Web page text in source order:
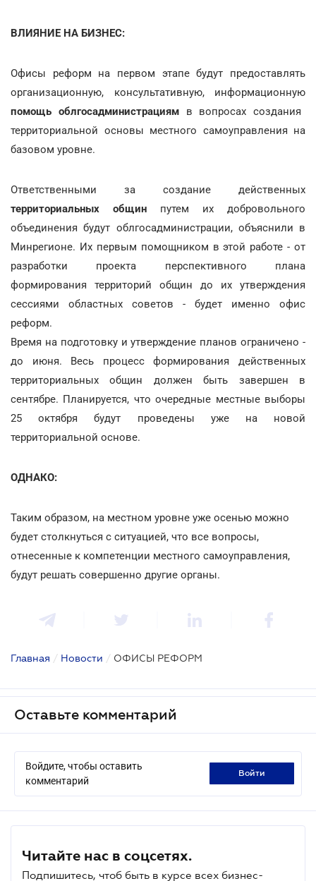
ВЛИЯНИЕ НА БИЗНЕС:
Офисы реформ на первом этапе будут предоставлять
организационную, консультативную, информационную
помощь облгосадминистрациямв вопросах создания
территориальной основы местного самоуправления на
базовом уровне.
Ответственными за создание действенных
территориальных общин путем их добровольного
объединения будут облгосадминистрации, объяснили в
Минрегионе. Их первым помощником в этой работе - от
разработки проекта перспективного плана
формирования территорий общин до их утверждения
сессиями областных советов - будет именно офис
реформ.
Время на подготовку и утверждение планов ограничено -
до июня. Весь процесс формирования действенных
территориальных общин должен быть завершен в
сентябре. Планируется, что очередные местные выборы
25 октября будут проведены уже на новой
территориальной основе.
ОДНАКО:
Таким образом, на местном уровне уже осенью можно
будет столкнуться с ситуацией, что все вопросы,
отнесенные к компетенции местного самоуправления,
будут решать совершенно другие органы.
Главная / Новости / ОФИСЫ РЕФОРМ
Оставьте комментарий
Войдите, чтобы оставить
комментарий
войти
Читайте нас в соцсетях.
Подпишитесь, чтоб быть в курсе всех бизнес-